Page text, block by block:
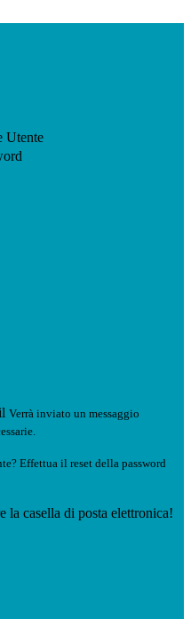
Utente
Verrà inviato un messaggio
Effettua il reset della password
la casella di posta elettronica!